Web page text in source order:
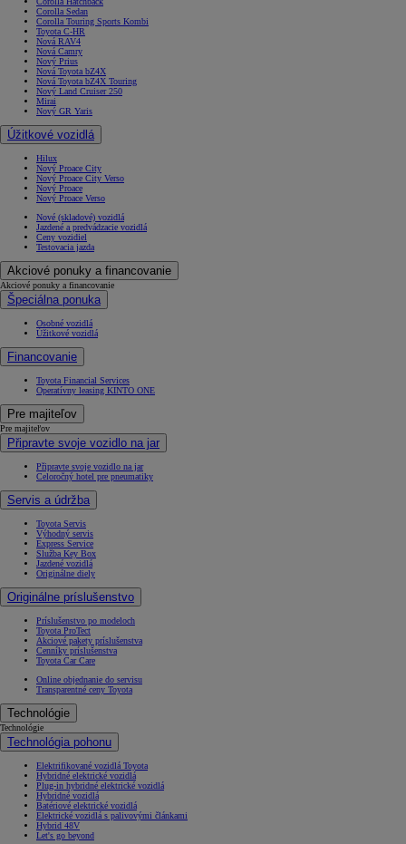
Corolla Sedan
Corolla Touring Sports Kombi
Toyota C-HR
Nová RAV4
Nová Camry
Nový Prius
Nová Toyota bZ4X
Nová Toyota bZ4X Touring
Nový Land Cruiser 250
Mirai
Nový GR Yaris
Úžitkové vozidlá
Hilux
Nový Proace City
Nový Proace City Verso
Nový Proace
Nový Proace Verso
Nové (skladové) vozidlá
Jazdené a predvádzacie vozidlá
Ceny vozidiel
Testovacia jazda
Akciové ponuky a financovanie
Akciové ponuky a financovanie
Špeciálna ponuka
Osobné vozidlá
Úžitkové vozidlá
Financovanie
Toyota Financial Services
Operatívny leasing KINTO ONE
Pre majiteľov
Pre majiteľov
Připravte svoje vozidlo na jar
Připravte svoje vozidlo na jar
Celoročný hotel pre pneumatiky
Servis a údržba
Toyota Servis
Výhodný servis
Express Service
Služba Key Box
Jazdené vozidlá
Originálne diely
Originálne príslušenstvo
Príslušenstvo po modeloch
Toyota ProTect
Akciové pakety príslušenstva
Cenníky príslušenstva
Toyota Car Care
Online objednanie do servisu
Transparentné ceny Toyota
Technológie
Technológie
Technológia pohonu
Elektrifikované vozidlá Toyota
Hybridné elektrické vozidlá
Plug-in hybridné elektrické vozidlá
Hybridné vozidlá
Batériové elektrické vozidlá
Elektrické vozidlá s palivovými článkami
Hybrid 48V
Let's go beyond